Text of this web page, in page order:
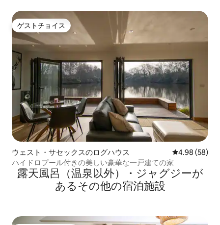
ゲストチョイス
ゲストチョイス
ウェスト・サセックスのログハウス レビュー58
4.98 (58)
ハイドロプール付きの美しい豪華な一戸建ての家
露天風呂（温泉以外）・ジャグジーが
あるその他の宿泊施設